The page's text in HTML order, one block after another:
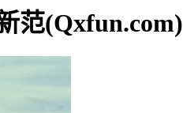
范(Qxfun.com)